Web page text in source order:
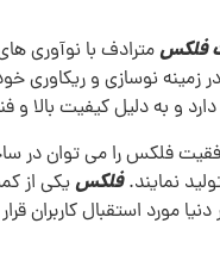
فلکسمترادف با نوآوری
زمینه نوسازی و ریکاوری
دارد و به دلیل کیفیت
فلکس را می توان در
نمایند.فلکس
مورد استقبال کاربران